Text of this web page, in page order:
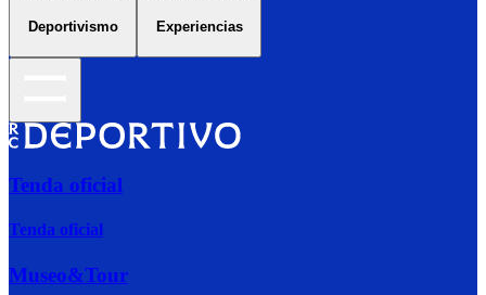
Deportivismo Experiencias
Tenda oficial
Tenda oficial
Museo&Tour